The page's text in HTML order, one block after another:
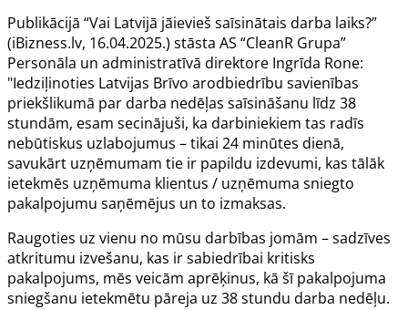
Publikācijā “Vai Latvijā jāievieš saīsinātais darba laiks?”
(iBizness.lv, 16.04.2025.) stāsta AS “CleanR Grupa”
Personāla un administratīvā direktore Ingrīda Rone:
"Iedziļinoties Latvijas Brīvo arodbiedrību savienības
priekšlikumā par darba nedēļas saīsināšanu līdz 38
stundām, esam secinājuši, ka darbiniekiem tas radīs
nebūtiskus uzlabojumus – tikai 24 minūtes dienā,
savukārt uzņēmumam tie ir papildu izdevumi, kas tālāk
ietekmēs uzņēmuma klientus / uzņēmuma sniegto
pakalpojumu saņēmējus un to izmaksas.
Raugoties uz vienu no mūsu darbības jomām – sadzīves
atkritumu izvešanu, kas ir sabiedrībai kritisks
pakalpojums, mēs veicām aprēķinus, kā šī pakalpojuma
sniegšanu ietekmētu pāreja uz 38 stundu darba nedēļu.